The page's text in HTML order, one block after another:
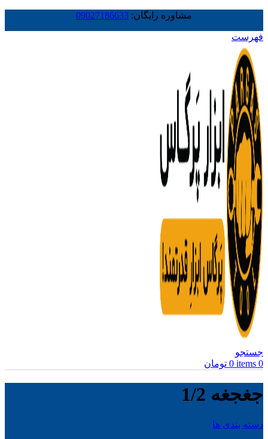
مشاوره رایگان: 09027186633
فهرست
جستجو
0
items
0 تومان
جغجغه 1/2
دسته بندی ها